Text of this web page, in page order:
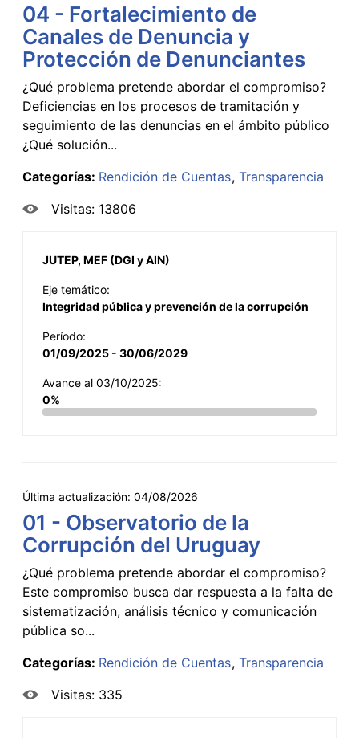
04 - Fortalecimiento de
Canales de Denuncia y
Protección de Denunciantes
¿Qué problema pretende abordar el compromiso?
Deficiencias en los procesos de tramitación y
seguimiento de las denuncias en el ámbito público
¿Qué solución...
Categorías: Rendición de Cuentas Transparencia
Visitas: 13806
JUTEP, MEF (DGI y AIN)
Eje temático:
Integridad pública y prevención de la corrupción
Período:
01/09/2025 - 30/06/2029
Avance al 03/10/2025:
0%
Última actualización: 04/08/2026
01 - Observatorio de la
Corrupción del Uruguay
¿Qué problema pretende abordar el compromiso?
Este compromiso busca dar respuesta a la falta de
sistematización, análisis técnico y comunicación
pública so...
Categorías: Rendición de Cuentas Transparencia
Visitas: 335